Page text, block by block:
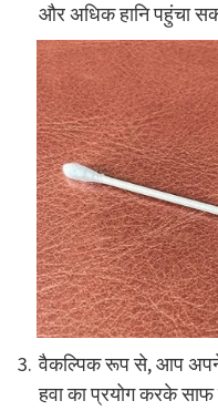
और अधिक हानि पहुंचा
वैकल्पिक रूप से, आप अपने
हवा का प्रयोग करके